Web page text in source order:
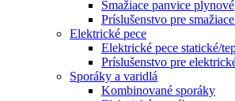
Smažiace panvice plynové
Príslušenstvo pre
Elektrické pece
Elektrické pece statické/
Príslušenstvo pre
Sporáky a varidlá
Kombinované sporáky